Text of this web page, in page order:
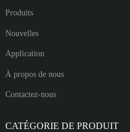
Produits
Nouvelles
Application
À propos de nous
Contactez-nous
CATÉGORIE DE PRODUIT